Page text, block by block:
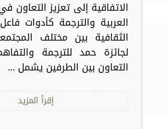
الاتفاقية إلى تعزيز التعاون
العربية والترجمة كأدوات
الثقافية بين مختلف
لجائزة حمد للترجمة
التعاون بين الطرفين يشمل ...
إقرأ المزيد